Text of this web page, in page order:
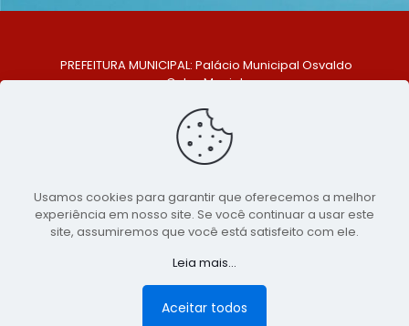
PREFEITURA MUNICIPAL: Palácio Municipal Osvaldo
Celso Maciel
Centro, São Bento do Una - PE. CEP: 553370-128
TELEFONE: (81) 99548-1569
E-MAIL: ouvidoria@saobentodouna.pe.gov.br
Copyright 2021-2026 - Assessoria de Comunicação da
Prefeitura de São Bento do Una - PE
publicidadeLumusWeb - Agência Digital
Usamos cookies para garantir que oferecemos a melhor
experiência em nosso site. Se você continuar a usar este
site, assumiremos que você está satisfeito com ele.
Leia mais...
Aceitar todos